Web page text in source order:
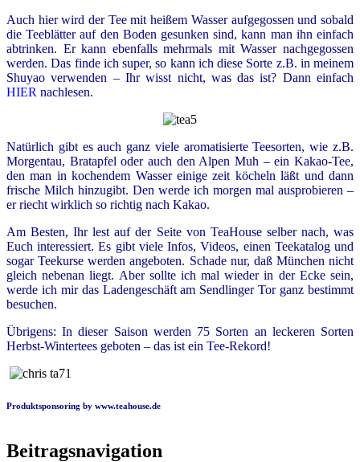
Auch hier wird der Tee mit heißem Wasser aufgegossen und sobald
die Teeblätter auf den Boden gesunken sind, kann man ihn einfach
abtrinken. Er kann ebenfalls mehrmals mit Wasser nachgegossen
werden. Das finde ich super, so kann ich diese Sorte z.B. in meinem
Shuyao verwenden – Ihr wisst nicht, was das ist? Dann einfach
HIER nachlesen.
Natürlich gibt es auch ganz viele aromatisierte Teesorten, wie z.B.
Morgentau, Bratapfel oder auch den Alpen Muh – ein Kakao-Tee,
den man in kochendem Wasser einige zeit köcheln läßt und dann
frische Milch hinzugibt. Den werde ich morgen mal ausprobieren –
er riecht wirklich so richtig nach Kakao.
Am Besten, Ihr lest auf der Seite von TeaHouse selber nach, was
Euch interessiert. Es gibt viele Infos, Videos, einen Teekatalog und
sogar Teekurse werden angeboten. Schade nur, daß München nicht
gleich nebenan liegt. Aber sollte ich mal wieder in der Ecke sein,
werde ich mir das Ladengeschäft am Sendlinger Tor ganz bestimmt
besuchen.
Übrigens: In dieser Saison werden 75 Sorten an leckeren Sorten
Herbst-Wintertees geboten – das ist ein Tee-Rekord!
Produktsponsoring by www.teahouse.de
Beitragsnavigation